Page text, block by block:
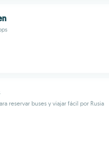
reservar buses y viajar fácil por Rusia